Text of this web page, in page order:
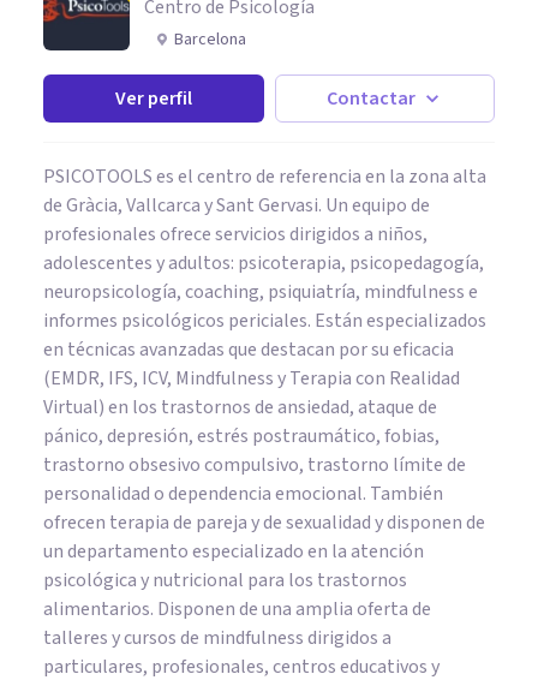
Centro de Psicología
Barcelona
Ver perfil Contactar
PSICOTOOLS es el centro de referencia en la zona alta
de Gràcia, Vallcarca y Sant Gervasi. Un equipo de
profesionales ofrece servicios dirigidos a niños,
adolescentes y adultos: psicoterapia, psicopedagogía,
neuropsicología, coaching, psiquiatría, mindfulness e
informes psicológicos periciales. Están especializados
en técnicas avanzadas que destacan por su eficacia
(EMDR, IFS, ICV, Mindfulness y Terapia con Realidad
Virtual) en los trastornos de ansiedad, ataque de
pánico, depresión, estrés postraumático, fobias,
trastorno obsesivo compulsivo, trastorno límite de
personalidad o dependencia emocional. También
ofrecen terapia de pareja y de sexualidad y disponen de
un departamento especializado en la atención
psicológica y nutricional para los trastornos
alimentarios. Disponen de una amplia oferta de
talleres y cursos de mindfulness dirigidos a
particulares, profesionales, centros educativos y